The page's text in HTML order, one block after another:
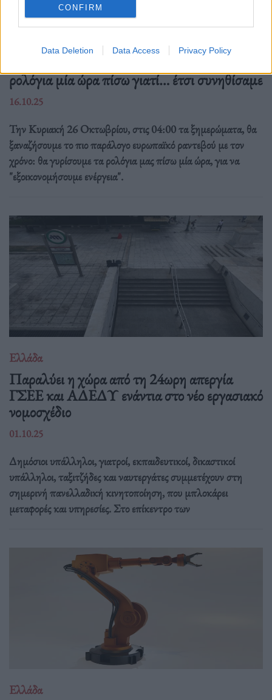
CONFIRM
Data Deletion Data Access Privacy Policy
ρολόγια μία ώρα πίσω γιατί… έτσι συνηθίσαμε
16.10.25
Την Κυριακή 26 Οκτωβρίου, στις 04:00 τα ξημερώματα, θα
ξαναζήσουμε το πιο παράλογο ευρωπαϊκό ραντεβού με τον
χρόνο: θα γυρίσουμε τα ρολόγια μας πίσω μία ώρα, για να
"εξοικονομήσουμε ενέργεια".
Ελλάδα
Παραλύει η χώρα από τη 24ωρη απεργία
ΓΣΕΕ και ΑΔΕΔΥ ενάντια στο νέο εργασιακό
νομοσχέδιο
01.10.25
Δημόσιοι υπάλληλοι, γιατροί, εκπαιδευτικοί, δικαστικοί
υπάλληλοι, ταξιτζήδες και ναυτεργάτες συμμετέχουν στη
σημερινή πανελλαδική κινητοποίηση, που μπλοκάρει
μεταφορές και υπηρεσίες. Στο επίκεντρο των
Ελλάδα